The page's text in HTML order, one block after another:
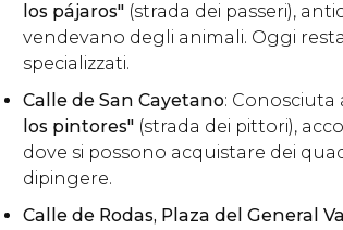
los pájaros" (strada dei passeri),
vendevano degli animali. Oggi
specializzati.
Calle de San Cayetano: Conosciuta
los pintores" (strada dei pittori),
dove si possono acquistare dei
dipingere.
Calle de Rodas, Plaza del General